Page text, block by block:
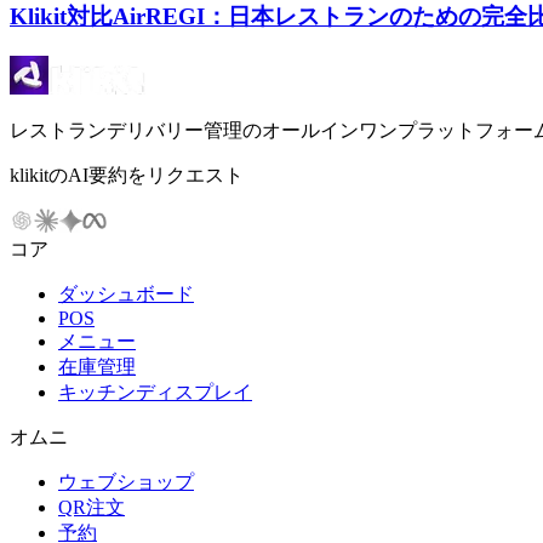
Klikit対比AirREGI：日本レストランのための完全
レストランデリバリー管理のオールインワンプラットフォー
klikitのAI要約をリクエスト
コア
ダッシュボード
POS
メニュー
在庫管理
キッチンディスプレイ
オムニ
ウェブショップ
QR注文
予約